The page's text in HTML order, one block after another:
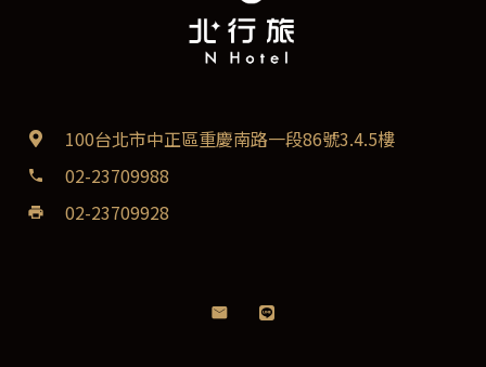
100台北市中正區重慶南路一段86號3.4.5樓
phone 02-23709988
print 02-23709928